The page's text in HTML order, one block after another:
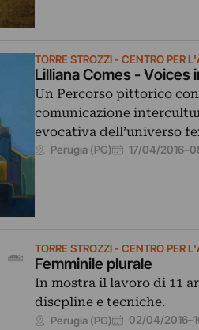
TORRE STROZZI - CENTRO PER
Lilliana Comes - Voices
Un Percorso pittorico
comunicazione
evocativa dell’universo
Perugia (PG) 17/04/2016–
TORRE STROZZI - CENTRO PER
Femminile plurale
In mostra il lavoro di 11
discpline e tecniche.
Perugia (PG) 02/04/2016–